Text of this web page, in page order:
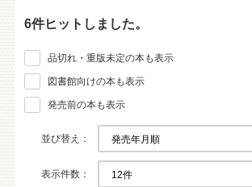
6件ヒットしました。
品切れ・重版未定の本も表示
図書館向けの本も表示
発売前の本も表示
並び替え
表示件数